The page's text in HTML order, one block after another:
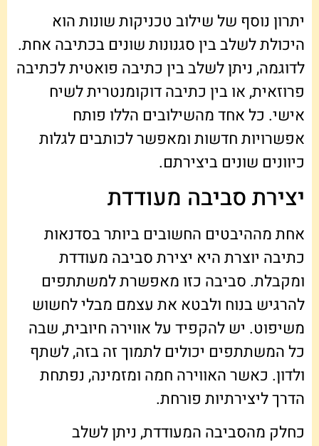
יתרון נוסף של שילוב טכניקות שונות הוא
היכולת לשלב בין סגנונות שונים בכתיבה אחת.
לדוגמה, ניתן לשלב בין כתיבה פואטית לכתיבה
פרוזאית, או בין כתיבה דוקומנטרית לשיח
אישי. כל אחד מהשילובים הללו פותח
אפשרויות חדשות ומאפשר לכותבים לגלות
כיוונים שונים ביצירתם.
יצירת סביבה מעודדת
אחת מההיבטים החשובים ביותר בסדנאות
כתיבה יוצרת היא יצירת סביבה מעודדת
ומקבלת. סביבה כזו מאפשרת למשתתפים
להרגיש בנוח ולבטא את עצמם מבלי לחשוש
משיפוט. יש להקפיד על אווירה חיובית, שבה
כל המשתתפים יכולים לתמוך זה בזה, לשתף
ולדון. כאשר האווירה חמה ומזמינה, נפתחת
הדרך ליצירתיות פורחת.
כחלק מהסביבה המעודדת, ניתן לשלב